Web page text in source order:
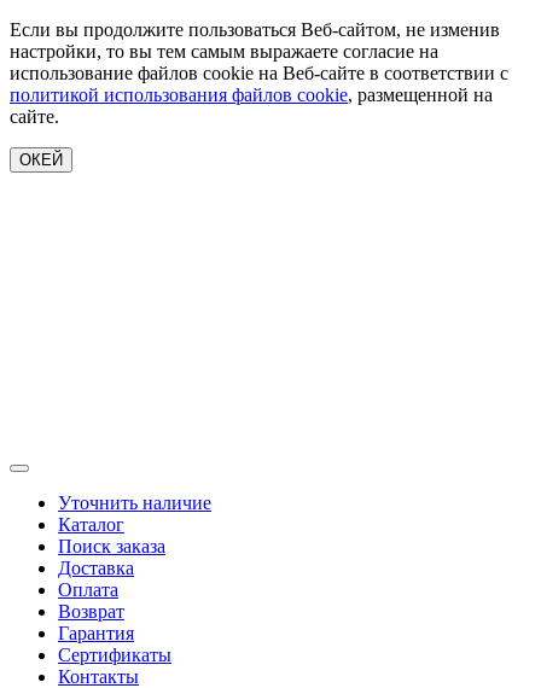
Если вы продолжите пользоваться Веб-сайтом, не изменив
настройки, то вы тем самым выражаете согласие на
использование файлов cookie на Веб-сайте в соответствии с
политикой использования файлов cookie, размещенной на
сайте.
ОКЕЙ
Уточнить наличие
Каталог
Поиск заказа
Доставка
Оплата
Возврат
Гарантия
Сертификаты
Контакты